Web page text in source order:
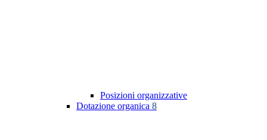
Posizioni organizzative
Dotazione organica 8